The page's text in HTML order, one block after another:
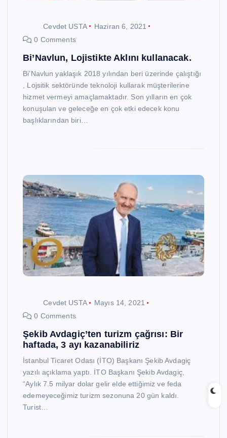
Cevdet USTA
Haziran 6, 2021
0 Comments
Bi’Navlun, Lojistikte Aklını kullanacak.
Bi’Navlun yaklaşık 2018 yılından beri üzerinde çalıştığı
, Lojsitik sektöründe teknoloji kullarak müşterilerine
hizmet vermeyi amaçlamaktadır. Son yılların en çok
konuşulan ve geleceğe en çok etki edecek konu
başlıklarından biri…
Cevdet USTA
Mayıs 14, 2021
0 Comments
Şekib Avdagiç’ten turizm çağrısı: Bir
haftada, 3 ayı kazanabiliriz
İstanbul Ticaret Odası (İTO) Başkanı Şekib Avdagiç
yazılı açıklama yaptı. İTO Başkanı Şekib Avdagiç,
“Aylık 7.5 milyar dolar gelir elde ettiğimiz ve feda
edemeyeceğimiz turizm sezonuna 20 gün kaldı.
Turist…